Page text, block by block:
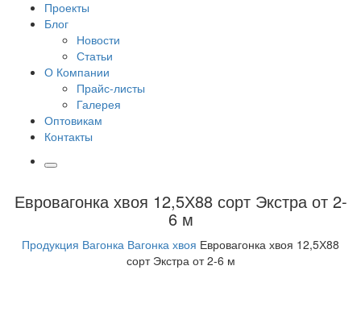
Проекты
Блог
Новости
Статьи
О Компании
Прайс-листы
Галерея
Оптовикам
Контакты
Евровагонка хвоя 12,5Х88 сорт Экстра от 2-
6 м
Продукция Вагонка Вагонка хвоя Евровагонка хвоя 12,5Х88
сорт Экстра от 2-6 м